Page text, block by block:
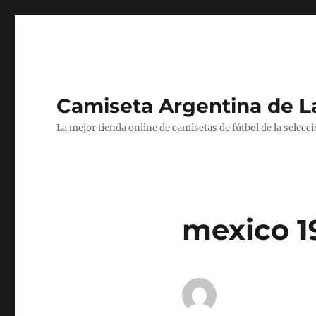
Camiseta Argentina de
La mejor tienda online de camisetas de fútbol de la
mexico